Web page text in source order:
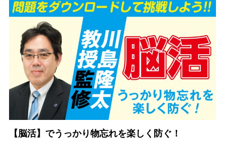
【脳活】でうっかり物忘れを楽しく防ぐ！